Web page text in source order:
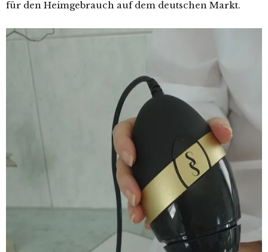
für den Heimgebrauch auf dem deutschen Markt.